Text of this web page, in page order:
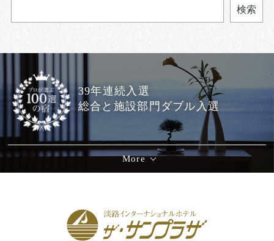
検索
39年連続入選
総合と施設部門ダブル入選
More